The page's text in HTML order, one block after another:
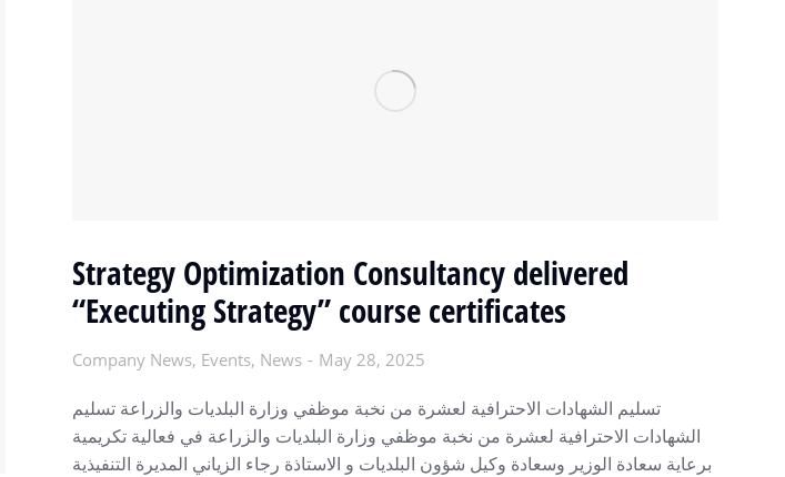
Strategy Optimization Consultancy delivered
“Executing Strategy” course certificates
Company News, Events, News May 28, 2025
تسليم الشهادات الاحترافية لعشرة من نخبة موظفي وزارة البلديات والزراعة تسليم
الشهادات الاحترافية لعشرة من نخبة موظفي وزارة البلديات والزراعة في فعالية تكريمية
برعاية سعادة الوزير وسعادة وكيل شؤون البلديات و الاستاذة رجاء الزياني المديرة التنفيذية